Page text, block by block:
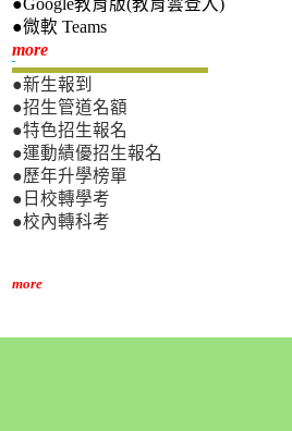
●Google教育版(教育雲登入)
●微軟 Teams
more新生專區
●新生報到
●招生管道名額
●特色招生報名
●運動績優招生報名
●歷年升學榜單
●日校轉學考
●校內轉科考
more